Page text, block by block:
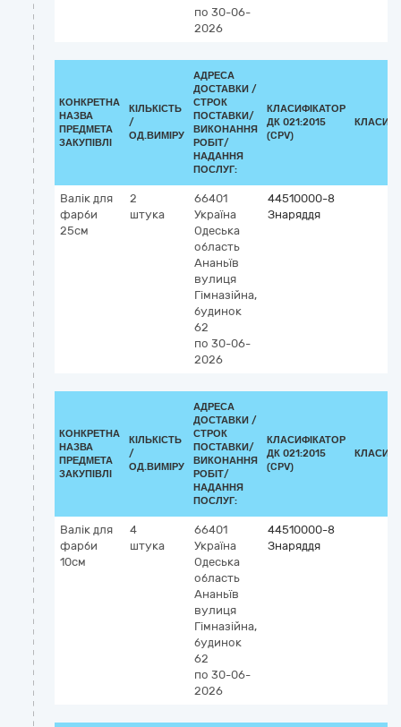
по 30-06-
2026
КОНКРЕТНА
НАЗВА
ПРЕДМЕТА
ЗАКУПІВЛІ
КІЛЬКІСТЬ
/
ОД.ВИМІРУ
АДРЕСА
ДОСТАВКИ /
СТРОК
ПОСТАВКИ/
ВИКОНАННЯ
РОБІТ/
НАДАННЯ
ПОСЛУГ:
КЛАСИФІКАТОР
ДК 021:2015
(CPV)
Валік для
фарби
25см
2
штука
66401
Україна
Одеська
область
Ананьїв
вулиця
Гімназійна,
будинок
62
по 30-06-
2026
44510000-8
Знаряддя
КОНКРЕТНА
НАЗВА
ПРЕДМЕТА
ЗАКУПІВЛІ
КІЛЬКІСТЬ
/
ОД.ВИМІРУ
АДРЕСА
ДОСТАВКИ /
СТРОК
ПОСТАВКИ/
ВИКОНАННЯ
РОБІТ/
НАДАННЯ
ПОСЛУГ:
КЛАСИФІКАТОР
ДК 021:2015
(CPV)
Валік для
фарби
10см
4
штука
66401
Україна
Одеська
область
Ананьїв
вулиця
Гімназійна,
будинок
62
по 30-06-
2026
44510000-8
Знаряддя